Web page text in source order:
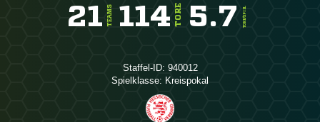
21 TEAMS 114 TORE 5.7 TORE/SPIEL
Staffel-ID: 940012
Spielklasse: Kreispokal